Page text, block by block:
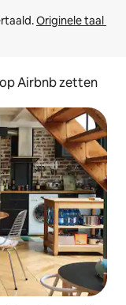
Originele taal
Airbnb zetten